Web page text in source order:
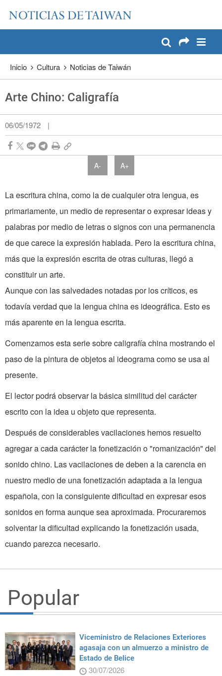
Pase a contenido principal
Inicio Cultura Noticias de Taiwán
Arte Chino: Caligrafía
06/05/1972 |
A- A+
La escritura china, como la de cualquier otra lengua, es
primariamente, un medio de representar o expresar ideas y
palabras por medio de letras o signos con una permanencia
de que carece la expresión hablada. Pero la escritura china,
más que la expresión escrita de otras culturas, llegó a
constituir un arte.
Aunque con las salvedades notadas por los críticos, es
todavía verdad que la lengua china es ideográfica. Esto es
más aparente en la lengua escrita.
Comenzamos esta serie sobre caligrafía china mostrando el
paso de la pintura de objetos al ideograma como se usa al
presente.
El lector podrá observar la básica similitud del carácter
escrito con la idea u objeto que representa.
Después de considerables vacilaciones hemos resuelto
agregar a cada carácter la fonetización o "romanización" del
sonido chino. Las vacilaciones de deben a la carencia en
nuestro medio de una fonetización adaptada a la lengua
española, con la consiguiente dificultad en expresar esos
sonidos en forma aunque sea aproximada. Procuraremos
solventar la dificultad explicando la fonetización usada,
cuando parezca necesario.
Popular
Viceministro de Relaciones Exteriores
agasaja con un almuerzo a ministro de
Estado de Belice
30/07/2026